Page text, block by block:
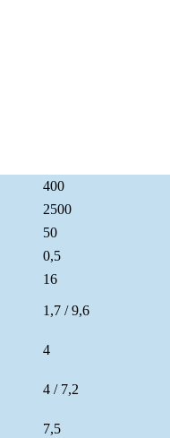
400
2500
50
0,5
16
1,7 / 9,6
4
4 / 7,2
7,5